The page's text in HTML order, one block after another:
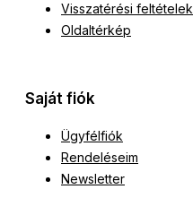
Visszatérési feltételek
Oldaltérkép
Saját fiók
Ügyfélfiók
Rendeléseim
Newsletter